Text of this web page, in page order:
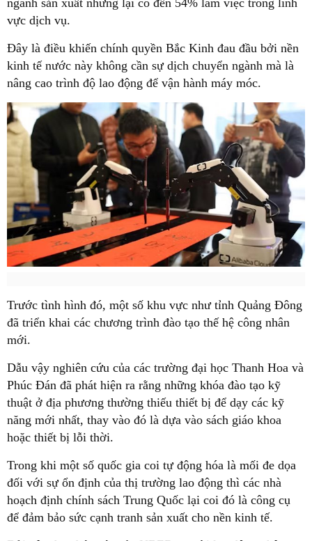
ngành sản xuất nhưng lại có đến 54% làm việc trong lĩnh
vực dịch vụ.
Đây là điều khiến chính quyền Bắc Kinh đau đầu bởi nền
kinh tế nước này không cần sự dịch chuyển ngành mà là
nâng cao trình độ lao động để vận hành máy móc.
Trước tình hình đó, một số khu vực như tỉnh Quảng Đông
đã triển khai các chương trình đào tạo thế hệ công nhân
mới.
Dẫu vậy nghiên cứu của các trường đại học Thanh Hoa và
Phúc Đán đã phát hiện ra rằng những khóa đào tạo kỹ
thuật ở địa phương thường thiếu thiết bị để dạy các kỹ
năng mới nhất, thay vào đó là dựa vào sách giáo khoa
hoặc thiết bị lỗi thời.
Trong khi một số quốc gia coi tự động hóa là mối đe dọa
đối với sự ổn định của thị trường lao động thì các nhà
hoạch định chính sách Trung Quốc lại coi đó là công cụ
để đảm bảo sức cạnh tranh sản xuất cho nền kinh tế.